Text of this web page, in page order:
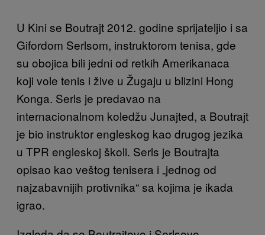
U Kini se Boutrajt 2012. godine sprijateljio i sa
Gifordom Serlsom, instruktorom tenisa, gde
su obojica bili jedni od retkih Amerikanaca
koji vole tenis i žive u Žugaju u blizini Hong
Konga. Serls je predavao na
internacionalnom koledžu Junajted, a Boutrajt
je bio instruktor engleskog kao drugog jezika
u TPR engleskoj školi. Serls je Boutrajta
opisao kao veštog tenisera i „jednog od
najzabavnijih protivnika“ sa kojima je ikada
igrao.